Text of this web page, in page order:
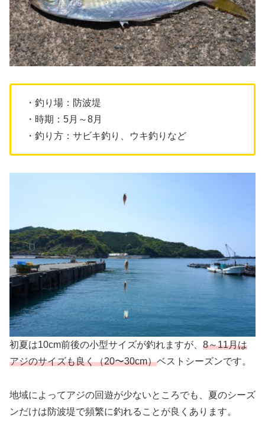
・釣り場：防波堤
・時期：5月～8月
・釣り方：サビキ釣り、ウキ釣りなど
初夏は10cm前後の小型サイズが釣れますが、 8～11月は
アジのサイズも良く（20〜30cm）ベストシーズンです。
地域によってアジの回遊が少ないところでも、夏のシーズ
ンだけは防波堤で頻繁に釣れることが良くあります。